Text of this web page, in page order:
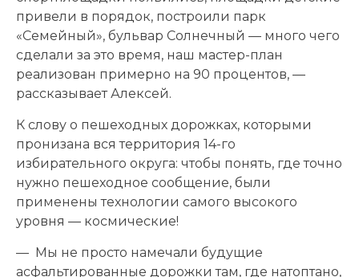
привели в порядок, построили парк
«Семейный», бульвар Солнечный — много чего
сделали за это время, наш мастер-план
реализован примерно на 90 процентов, —
рассказывает Алексей.
К слову о пешеходных дорожках, которыми
пронизана вся территория 14-го
избирательного округа: чтобы понять, где точно
нужно пешеходное сообщение, были
применены технологии самого высокого
уровня — космические!
— Мы не просто намечали будущие
асфальтированные дорожки там, где натоптано,